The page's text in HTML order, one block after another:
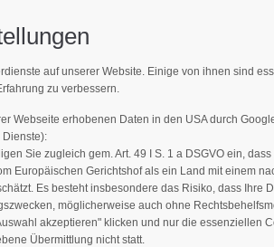
ipsum dolor sit amet:
/
376-
+44
FINDEN
in Ihrer
auf unserer Website. Einige von ihnen sind
zu verbessern.
Webseite erhobenen Daten in den USA durch
Sie zugleich gem. Art. 49 I S. 1 a DSGVO ein,
Europäischen Gerichtshof als ein Land mit einem
Es besteht insbesondere das Risiko, dass Ihre
möglicherweise auch ohne
akzeptieren" klicken und nur die essenziellen
Übermittlung nicht statt.